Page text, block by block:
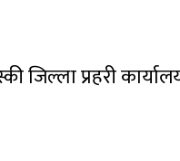
प्रहरी